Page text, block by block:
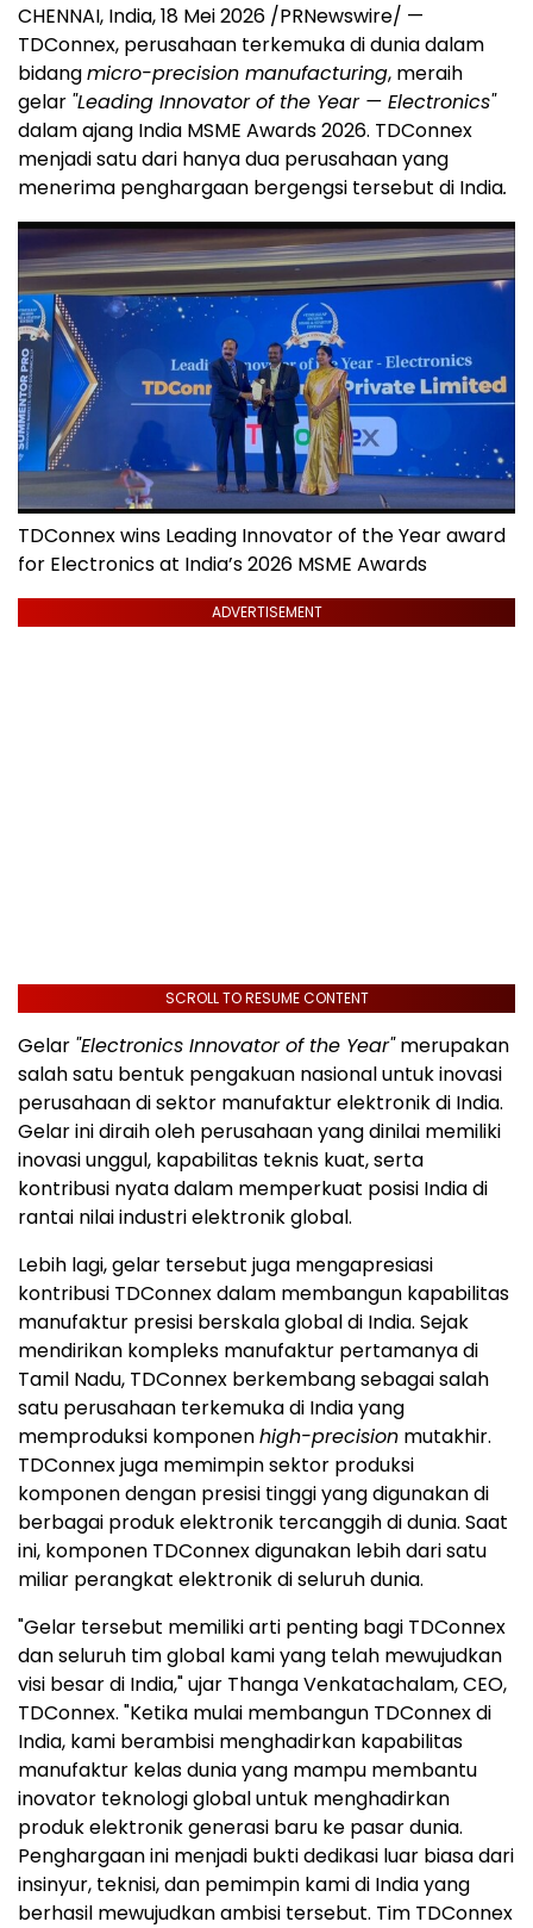
CHENNAI, India, 18 Mei 2026 /PRNewswire/ —
TDConnex, perusahaan terkemuka di dunia dalam
bidangmicro-precision manufacturing, meraih
gelar "Leading Innovator of the Year — Electronics"
dalam ajang India MSME Awards 2026. TDConnex
menjadi satu dari hanya dua perusahaan yang
menerima penghargaan bergengsi tersebut di India.
TDConnex wins Leading Innovator of the Year award
for Electronics at India’s 2026 MSME Awards
ADVERTISEMENT
SCROLL TO RESUME CONTENT
Gelar "Electronics Innovator of the Year"merupakan
salah satu bentuk pengakuan nasional untuk inovasi
perusahaan di sektor manufaktur elektronik di India.
Gelar ini diraih oleh perusahaan yang dinilai memiliki
inovasi unggul, kapabilitas teknis kuat, serta
kontribusi nyata dalam memperkuat posisi India di
rantai nilai industri elektronik global.
Lebih lagi, gelar tersebut juga mengapresiasi
kontribusi TDConnex dalam membangun kapabilitas
manufaktur presisi berskala global di India. Sejak
mendirikan kompleks manufaktur pertamanya di
Tamil Nadu, TDConnex berkembang sebagai salah
satu perusahaan terkemuka di India yang
memproduksi komponenhigh-precision mutakhir.
TDConnex juga memimpin sektor produksi
komponen dengan presisi tinggi yang digunakan di
berbagai produk elektronik tercanggih di dunia. Saat
ini, komponen TDConnex digunakan lebih dari satu
miliar perangkat elektronik di seluruh dunia.
"Gelar tersebut memiliki arti penting bagi TDConnex
dan seluruh tim global kami yang telah mewujudkan
visi besar di India," ujar Thanga Venkatachalam, CEO,
TDConnex. "Ketika mulai membangun TDConnex di
India, kami berambisi menghadirkan kapabilitas
manufaktur kelas dunia yang mampu membantu
inovator teknologi global untuk menghadirkan
produk elektronik generasi baru ke pasar dunia.
Penghargaan ini menjadi bukti dedikasi luar biasa dari
insinyur, teknisi, dan pemimpin kami di India yang
berhasil mewujudkan ambisi tersebut. Tim TDConnex